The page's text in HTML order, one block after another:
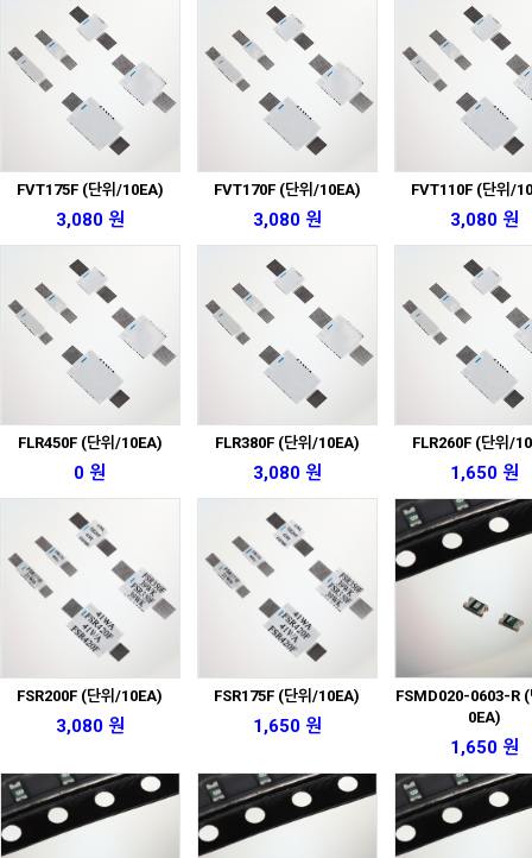
FVT175F (단위/10EA)
3,080 원
FVT170F (단위/10EA)
3,080 원
FVT110F (단위/
3,080 원
FLR450F (단위/10EA)
0 원
FLR380F (단위/10EA)
3,080 원
FLR260F (단위/
1,650 원
FSR200F (단위/10EA)
3,080 원
FSR175F (단위/10EA)
1,650 원
FSMD020-0603-R
0EA)
1,650 원